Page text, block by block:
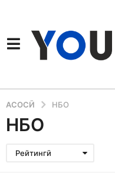
АСОСӢ НБО
НБО
Рейтингӣ